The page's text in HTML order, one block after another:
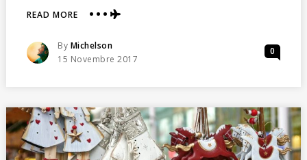
READ MOREABOUT
EM
PARIS
Posted
By Michelson
Posted
15 Novembre 2017
0